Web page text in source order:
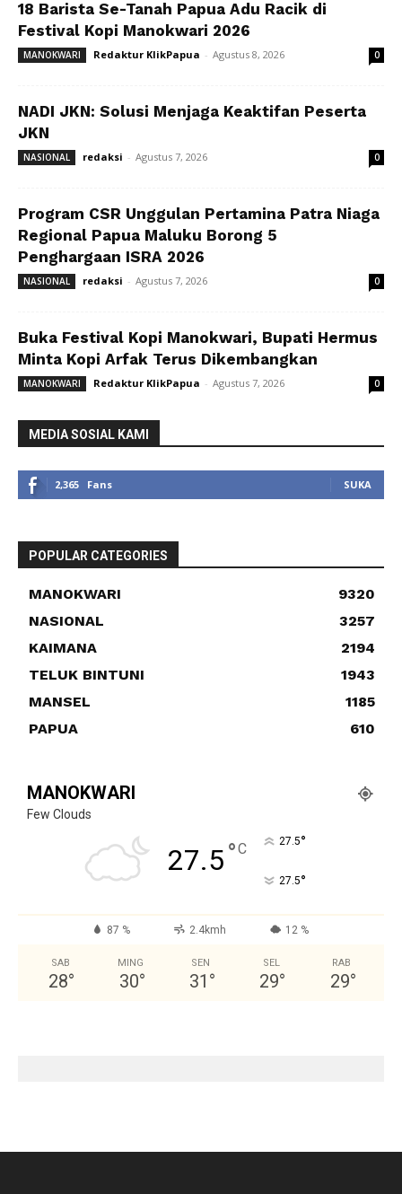
18 Barista Se-Tanah Papua Adu Racik di
Festival Kopi Manokwari 2026
MANOKWARI Redaktur KlikPapua - Agustus 8, 2026 0
NADI JKN: Solusi Menjaga Keaktifan Peserta
JKN
NASIONAL redaksi - Agustus 7, 2026 0
Program CSR Unggulan Pertamina Patra Niaga
Regional Papua Maluku Borong 5
Penghargaan ISRA 2026
NASIONAL redaksi - Agustus 7, 2026 0
Buka Festival Kopi Manokwari, Bupati Hermus
Minta Kopi Arfak Terus Dikembangkan
MANOKWARI Redaktur KlikPapua - Agustus 7, 2026 0
MEDIA SOSIAL KAMI
2,365 Fans SUKA
POPULAR CATEGORIES
MANOKWARI
9320
NASIONAL
3257
KAIMANA
2194
TELUK BINTUNI
1943
MANSEL
1185
PAPUA
610
MANOKWARI
Few Clouds
27.5°C 27.5°
27.5°
87 % 2.4kmh 12 %
SAB
28°
MING
30°
SEN
31 °
SEL
29°
RAB
29°